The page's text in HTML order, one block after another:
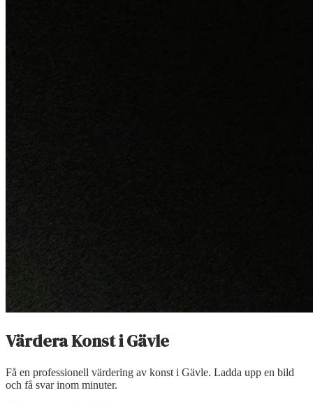
Värdera KonstiGävle
Få en professionell värdering av konst i Gävle. Ladda upp en bild
och få svar inom minuter.